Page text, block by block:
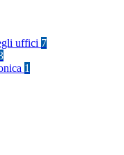
uffici 7
1